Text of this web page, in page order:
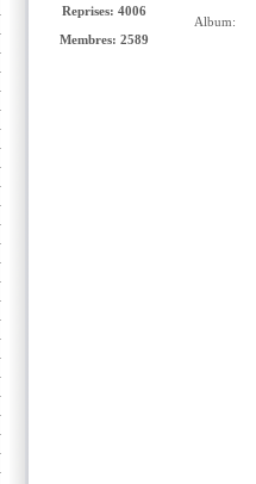
Reprises: 4006
Membres: 2589
Album: